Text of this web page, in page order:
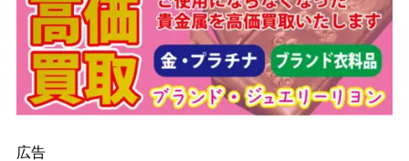
広告